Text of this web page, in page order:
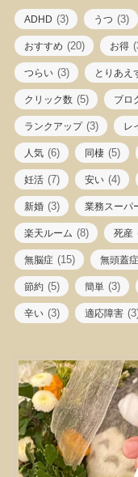
ADHD (3) うつ (3)
おすすめ (20) お得
つらい (3) とりあえ
クリック数 (5) ブロ
ランクアップ(3) レ
人気 (6) 同棲 (5)
妊活 (7) 安い (4)
新婚 (3) 業務スーパ
楽天ルーム (8) 死産
無脳症 (15) 無頭蓋症
節約 (5) 簡単 (3)
辛い (3) 適応障害